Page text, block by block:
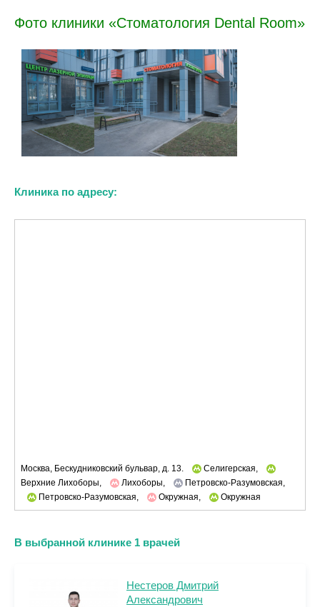
Фото клиники «Стоматология Dental Room»
Клиника по адресу:
Москва, Бескудниковский бульвар, д. 13.
Селигерская,
Верхние Лихоборы,
Лихоборы,
Петровско-Разумовская,
Петровско-Разумовская,
Окружная, Окружная
В выбранной клинике 1 врачей
Нестеров Дмитрий
Александрович